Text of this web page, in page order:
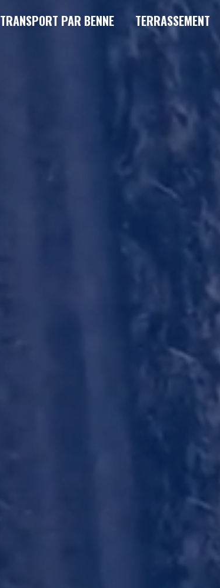
TRANSPORT PAR BENNE TERRASSEMENT